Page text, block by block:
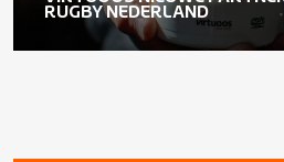
RUGBY NEDERLAND